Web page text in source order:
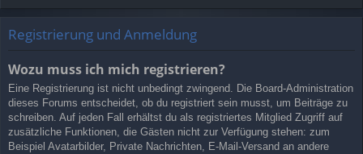
Registrierung und Anmeldung
Wozu muss ich mich registrieren?
Eine Registrierung ist nicht unbedingt zwingend. Die Board-Administration
dieses Forums entscheidet, ob du registriert sein musst, um Beiträge zu
schreiben. Auf jeden Fall erhältst du als registriertes Mitglied Zugriff auf
zusätzliche Funktionen, die Gästen nicht zur Verfügung stehen: zum
Beispiel Avatarbilder, Private Nachrichten, E-Mail-Versand an andere